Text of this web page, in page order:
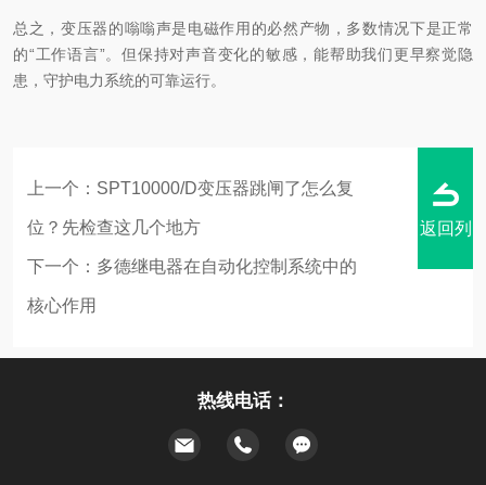
总之，变压器的嗡嗡声是电磁作用的必然产物，多数情况下是正常
的“工作语言”。但保持对声音变化的敏感，能帮助我们更早察觉隐
患，守护电力系统的可靠运行。
上一个： SPT10000/D变压器跳闸了怎么复
位？先检查这几个地方
下一个： 多德继电器在自动化控制系统中的
核心作用
返回列
热线电话：